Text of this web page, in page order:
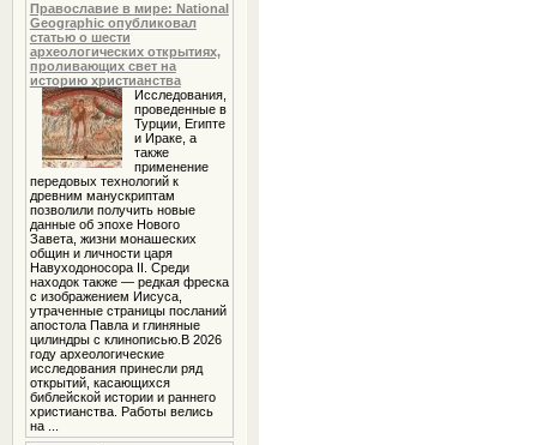
Православие в мире: National
Geographic опубликовал
статью о шести
археологических открытиях,
проливающих свет на
историю христианства
Исследования,
проведенные в
Турции, Египте
и Ираке, а
также
применение
передовых технологий к
древним манускриптам
позволили получить новые
данные об эпохе Нового
Завета, жизни монашеских
общин и личности царя
Навуходоносора II. Среди
находок также — редкая фреска
с изображением Иисуса,
утраченные страницы посланий
апостола Павла и глиняные
цилиндры с клинописью.В 2026
году археологические
исследования принесли ряд
открытий, касающихся
библейской истории и раннего
христианства. Работы велись
на ...